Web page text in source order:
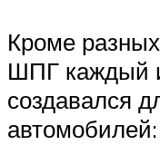
Кроме
ШПГ каждый
создавался
автомобилей: